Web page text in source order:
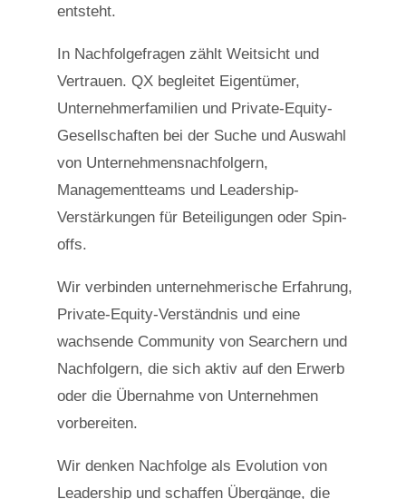
entsteht.
In Nachfolgefragen zählt Weitsicht und
Vertrauen. QX begleitet Eigentümer,
Unternehmerfamilien und Private-Equity-
Gesellschaften bei der Suche und Auswahl
von Unternehmensnachfolgern,
Managementteams und Leadership-
Verstärkungen für Beteiligungen oder Spin-
offs.
Wir verbinden unternehmerische Erfahrung,
Private-Equity-Verständnis und eine
wachsende Community von Searchern und
Nachfolgern, die sich aktiv auf den Erwerb
oder die Übernahme von Unternehmen
vorbereiten.
Wir denken Nachfolge als Evolution von
Leadership und schaffen Übergänge, die